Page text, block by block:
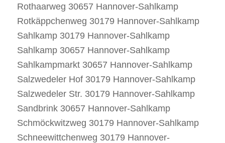
Rothaarweg 30657 Hannover-Sahlkamp
Rotkäppchenweg 30179 Hannover-Sahlkamp
Sahlkamp 30179 Hannover-Sahlkamp
Sahlkamp 30657 Hannover-Sahlkamp
Sahlkampmarkt 30657 Hannover-Sahlkamp
Salzwedeler Hof 30179 Hannover-Sahlkamp
Salzwedeler Str. 30179 Hannover-Sahlkamp
Sandbrink 30657 Hannover-Sahlkamp
Schmöckwitzweg 30179 Hannover-Sahlkamp
Schneewittchenweg 30179 Hannover-